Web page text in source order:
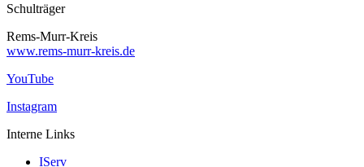
Schulträger
Rems-Murr-Kreis
www.rems-murr-kreis.de
YouTube
Instagram
Interne Links
IServ